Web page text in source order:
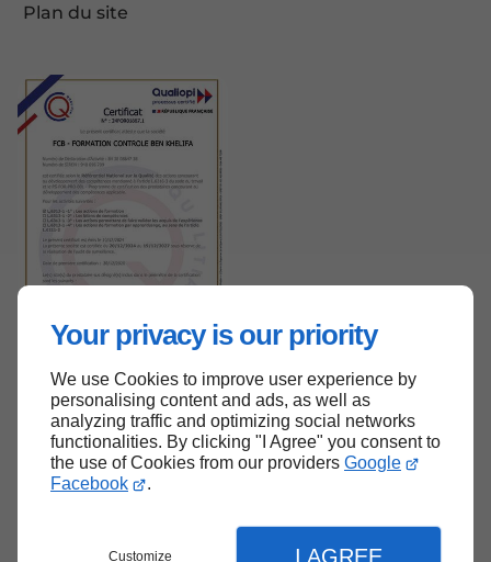
Your privacy is our priority
We use Cookies to improve user experience by
personalising content and ads, as well as
analyzing traffic and optimizing social networks
functionalities. By clicking "I Agree" you consent to
the use of Cookies from our providers Google
Facebook
.
Customize I AGREE
Plan du site
Haut de page